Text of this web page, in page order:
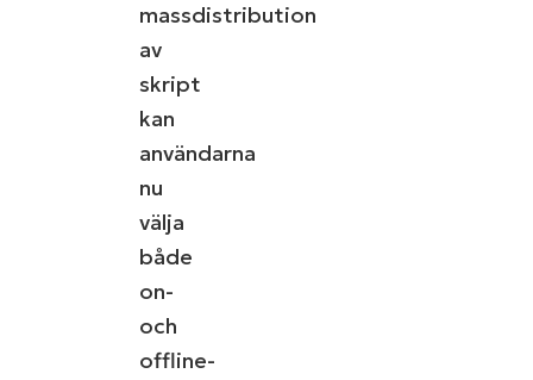
massdistribution
av
skript
kan
användarna
nu
välja
både
on-
och
offline-